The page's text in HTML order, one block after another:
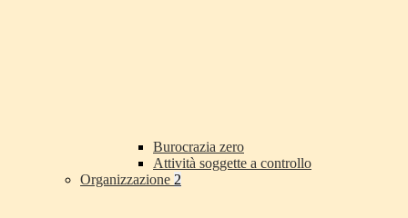
Burocrazia zero
Attività soggette a controllo
Organizzazione 2